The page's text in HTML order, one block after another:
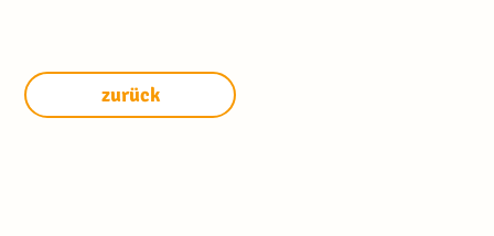
zurück